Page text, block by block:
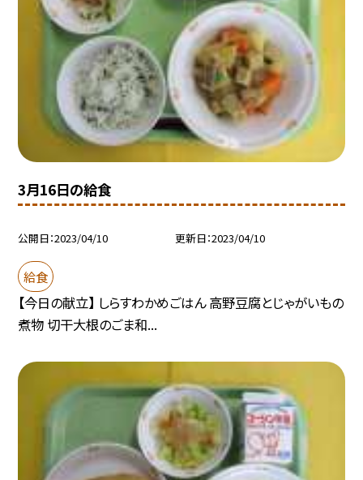
3月16日の給食
公開日 2023/04/10 更新日 2023/04/10
給食
【今日の献立】 しらすわかめごはん 高野豆腐とじゃがいもの
煮物 切干大根のごま和...